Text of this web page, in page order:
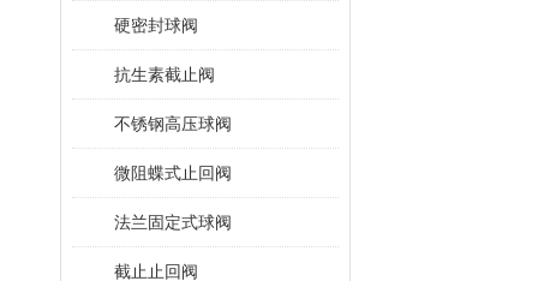
硬密封球阀
抗生素截止阀
不锈钢高压球阀
微阻蝶式止回阀
法兰固定式球阀
截止止回阀